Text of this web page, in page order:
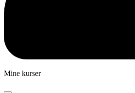
Mine kurser